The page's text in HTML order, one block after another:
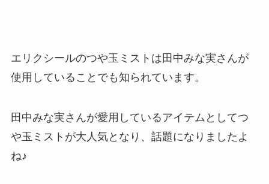
エリクシールのつや玉ミストは田中みな実さんが
使用していることでも知られています。
田中みな実さんが愛用しているアイテムとしてつ
や玉ミストが大人気となり、話題になりましたよ
ね♪